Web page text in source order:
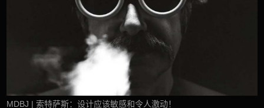
MDBJ | 索特萨斯：设计应该敏感和令人激动！